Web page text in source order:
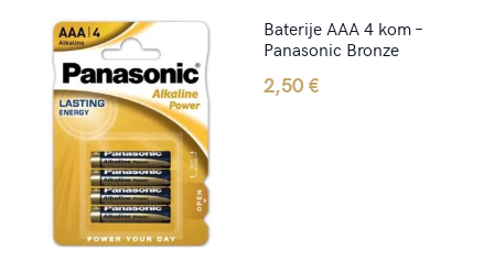
Baterije AAA 4 kom –
Panasonic Bronze
2,50€